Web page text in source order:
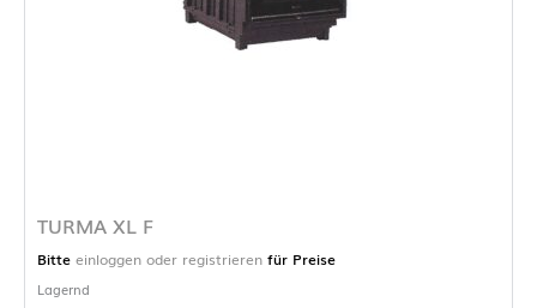
TURMA XL F
Bitte einloggen oder registrieren für Preise
Lagernd